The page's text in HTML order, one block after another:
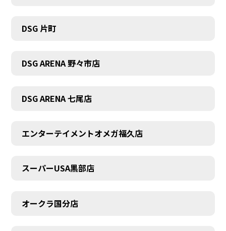
DSG 片町
DSG ARENA 野々市店
DSG ARENA 七尾店
エンターテイメントオメガ福久店
スーパーUSA黒部店
オークラ国分店